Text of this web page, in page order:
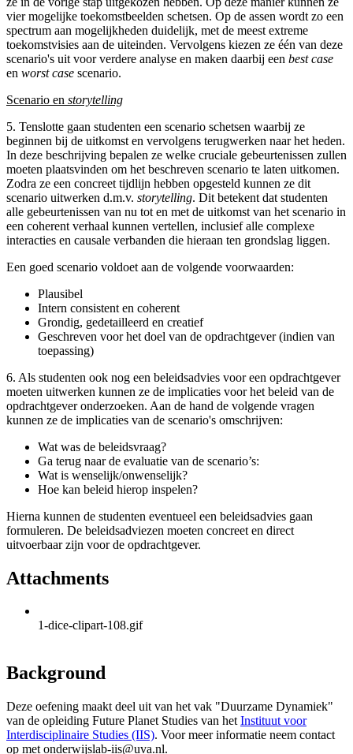
vier mogelijke toekomstbeelden schetsen. Op de assen wordt zo een
spectrum aan mogelijkheden duidelijk, met de meest extreme
toekomstvisies aan de uiteinden. Vervolgens kiezen ze één van deze
scenario's uit voor verdere analyse en maken daarbij een best case
en worst case scenario.
Scenario en storytelling
5. Tenslotte gaan studenten een scenario schetsen waarbij ze
beginnen bij de uitkomst en vervolgens terugwerken naar het heden.
In deze beschrijving bepalen ze welke cruciale gebeurtenissen zullen
moeten plaatsvinden om het beschreven scenario te laten uitkomen.
Zodra ze een concreet tijdlijn hebben opgesteld kunnen ze dit
scenario uitwerken d.m.v. storytelling. Dit betekent dat studenten
alle gebeurtenissen van nu tot en met de uitkomst van het scenario in
een coherent verhaal kunnen vertellen, inclusief alle complexe
interacties en causale verbanden die hieraan ten grondslag liggen.
Een goed scenario voldoet aan de volgende voorwaarden:
Plausibel
Intern consistent en coherent
Grondig, gedetailleerd en creatief
Geschreven voor het doel van de opdrachtgever (indien van
toepassing)
6. Als studenten ook nog een beleidsadvies voor een opdrachtgever
moeten uitwerken kunnen ze de implicaties voor het beleid van de
opdrachtgever onderzoeken. Aan de hand de volgende vragen
kunnen ze de implicaties van de scenario's omschrijven:
Wat was de beleidsvraag?
Ga terug naar de evaluatie van de scenario’s:
Wat is wenselijk/onwenselijk?
Hoe kan beleid hierop inspelen?
Hierna kunnen de studenten eventueel een beleidsadvies gaan
formuleren. De beleidsadviezen moeten concreet en direct
uitvoerbaar zijn voor de opdrachtgever.
Attachments
1-dice-clipart-108.gif
Background
Deze oefening maakt deel uit van het vak "Duurzame Dynamiek"
van de opleiding Future Planet Studies van het Instituut voor
Interdisciplinaire Studies (IIS). Voor meer informatie neem contact
op met onderwijslab-iis@uva.nl.